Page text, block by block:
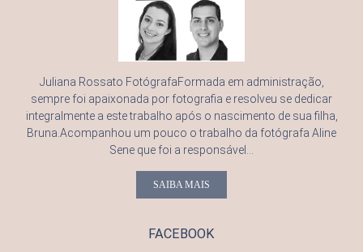
Juliana Rossato FotógrafaFormada em administração,
sempre foi apaixonada por fotografia e resolveu se dedicar
integralmente a este trabalho após o nascimento de sua filha,
Bruna.Acompanhou um pouco o trabalho da fotógrafa Aline
Sene que foi a responsável...
SAIBA MAIS
FACEBOOK